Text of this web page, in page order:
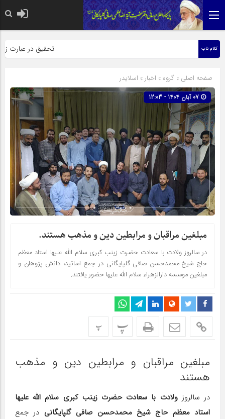
کلام ناب تحقیق در عبارت
صفحه اصلی » گروه » اخبار » اسلایدر
مبلغین مراقبان و مرابطین دین و مذهب هستند.
در سالروز ولادت با سعادت حضرت زینب کبری سلام الله علیها استاد معظم
حاج شیخ محمدحسن صافی گلپایگانی در جمع اساتید، دانش پژوهان و
مبلغین موسسه دارالزهراء سلام الله علیها حضور یافتند.
پ پ
مبلغین مراقبان و مرابطین دین و مذهب
هستند
در سالروزولادت با سعادت حضرت زینب کبری سلام الله علیها
استاد معظم حاج شیخ محمدحسن صافی گلپایگانی در جمع